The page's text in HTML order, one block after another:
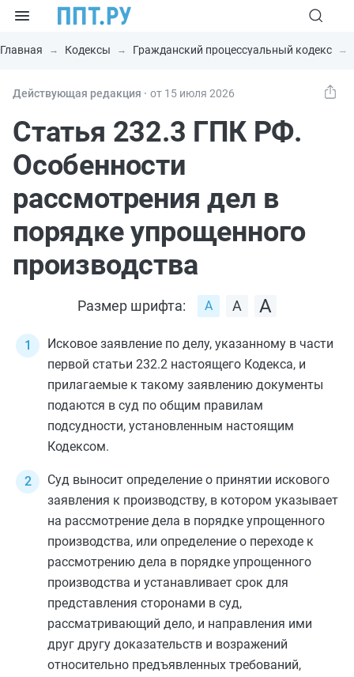
Главная Кодексы Гражданский процессуальный кодекс
Действующая редакция ⸱ от 15 июля 2026
Статья 232.3 ГПК РФ.
Особенности
рассмотрения дел в
порядке упрощенного
производства
Размер шрифта:
Исковое заявление по делу, указанному в части
первой статьи 232.2 настоящего Кодекса, и
прилагаемые к такому заявлению документы
подаются в суд по общим правилам
подсудности, установленным настоящим
Кодексом.
Суд выносит определение о принятии искового
заявления к производству, в котором указывает
на рассмотрение дела в порядке упрощенного
производства, или определение о переходе к
рассмотрению дела в порядке упрощенного
производства и устанавливает срок для
представления сторонами в суд,
рассматривающий дело, и направления ими
друг другу доказательств и возражений
относительно предъявленных требований,